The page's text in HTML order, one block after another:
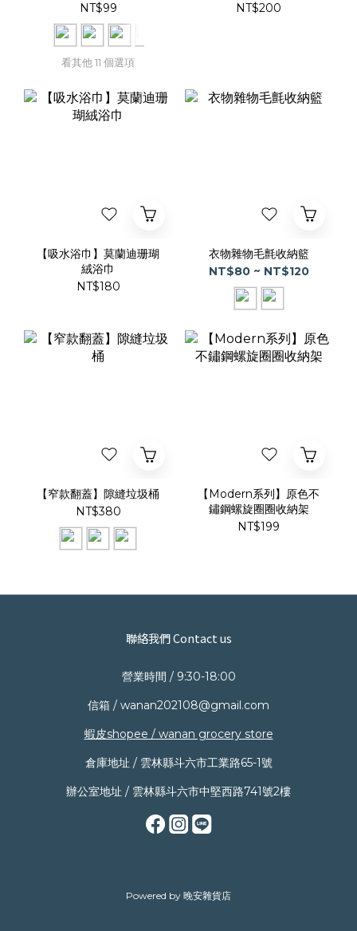
NT$99
看其他 11 個選項
NT$200
【吸水浴巾】莫蘭迪珊瑚
絨浴巾
NT$180
衣物雜物毛氈收納籃
NT$80 ~ NT$120
【窄款翻蓋】隙縫垃圾桶
NT$380
【Modern系列】原色不
鏽鋼螺旋圈圈收納架
NT$199
聯絡我們 Contact us
營業時間 / 9:30-18:00
信箱 / wanan202108@gmail.com
蝦皮shopee / wanan grocery store
倉庫地址 / 雲林縣斗六市工業路65-1號
辦公室地址 / 雲林縣斗六市中堅西路741號2樓
Powered by 晚安雜貨店